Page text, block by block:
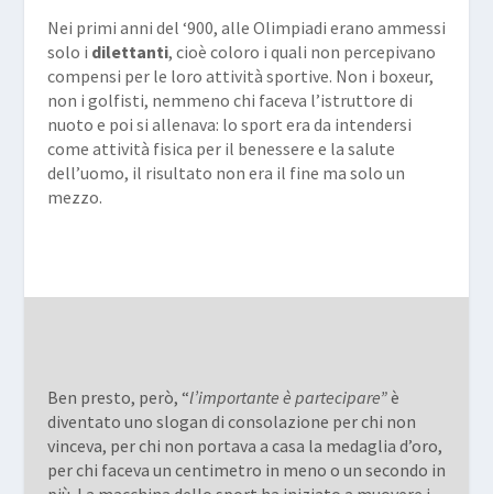
Nei primi anni del ‘900, alle Olimpiadi erano ammessi
solo i dilettanti, cioè coloro i quali non percepivano
compensi per le loro attività sportive. Non i boxeur,
non i golfisti, nemmeno chi faceva l’istruttore di
nuoto e poi si allenava: lo sport era da intendersi
come attività fisica per il benessere e la salute
dell’uomo, il risultato non era il fine ma solo un
mezzo.
Ben presto, però, “l’importante è partecipare”è
diventato uno slogan di consolazione per chi non
vinceva, per chi non portava a casa la medaglia d’oro,
per chi faceva un centimetro in meno o un secondo in